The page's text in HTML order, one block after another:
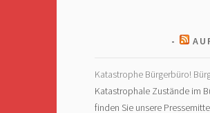
Katastrophe Bürgerbüro!
Katastrophale Zustände im
finden Sie unsere